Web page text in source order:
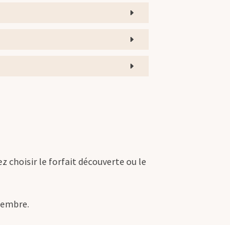
choisir le forfait découverte ou le